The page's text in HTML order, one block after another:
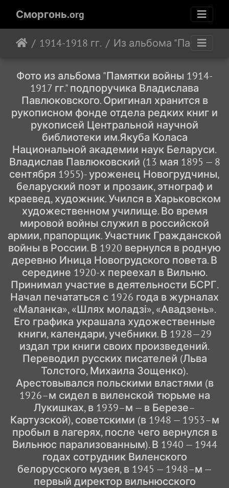
Сморгонь.org
1914-1918 гг. Из альбома "Памятки
Фото из альбома "Памятки войны 1914-
1917 гг." подпоручика Владислава
Павлюковского. Оригинал хранится в
рукописном фонде отдела редких книг и
рукописей Центральной научной
библиотеки им.Якуба Коласа
Национальной академии наук Беларуси.
Владислав Павлюковский (13 мая 1895 — 8
сентября 1955)- уроженец Новогрудчины,
беларуский поэт и прозаик, этнограф и
краевед, художник. Учился в Харьковском
художественном училище. Во время
мировой войны служил в российской
армии, прапорщик. Участник Гражданской
войны в России. В 1920 вернулся в родную
деревню Иница Новогрудского повета. В
середине 1920-х переехал в Вильню.
Принимал участие в деятельности БСРГ.
Начал печататься с 1926 года в журналах
«Маланка», «Шлях моладзі», «Авадзень».
Его графика украшала художественные
книги, календари, учебники. В 1928—29
издал три книги своих произведений.
Переводил русских писателей (Льва
Толстого, Михаила Зощенко).
Арестовывался польскими властями (в
1926–м сидел в виленской тюрьме на
Лукишках, в 1939–м — в Березе–
Картузской), советскими (в 1948 — 1953–м
пробыл в лагерях, после чего вернулся в
Вильнюс парализованным). В 1940 — 1944
годах сотрудник Виленского
белорусского музея, в 1945 — 1948–м —
первый директор вильнюсского